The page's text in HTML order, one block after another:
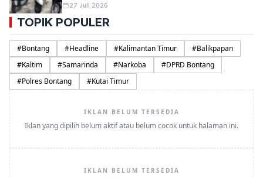
27 Juli 2026
TOPIK POPULER
#Bontang #Headline #Kalimantan Timur #Balikpapan
#Kaltim #Samarinda #Narkoba #DPRD Bontang
#Polres Bontang #Kutai Timur
IKLAN BELUM TERSEDIA
Iklan yang dipilih belum aktif atau belum cocok untuk halaman ini.
IKLAN BELUM TERSEDIA